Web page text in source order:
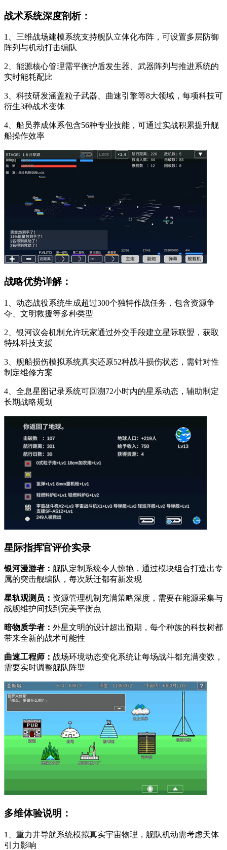
战术系统深度剖析：
1、三维战场建模系统支持舰队立体化布阵，可设置多层防御
阵列与机动打击编队
2、能源核心管理需平衡护盾发生器、武器阵列与推进系统的
实时能耗配比
3、科技研发涵盖粒子武器、曲速引擎等8大领域，每项科技可
衍生3种战术变体
4、船员养成体系包含56种专业技能，可通过实战积累提升舰
船操作效率
战略优势详解：
1、动态战役系统生成超过300个独特作战任务，包含资源争
夺、文明救援等多种类型
2、银河议会机制允许玩家通过外交手段建立星际联盟，获取
特殊科技支援
3、舰船损伤模拟系统真实还原52种战斗损伤状态，需针对性
制定维修方案
4、全息星图记录系统可回溯72小时内的星系动态，辅助制定
长期战略规划
星际指挥官评价实录
银河漫游者： 舰队定制系统令人惊艳，通过模块组合打造出专
属的突击舰编队，每次跃迁都有新发现
星轨观测员： 资源管理机制充满策略深度，需要在能源采集与
战舰维护间找到完美平衡点
暗物质学者： 外星文明的设计超出预期，每个种族的科技树都
带来全新的战术可能性
曲速工程师： 战场环境动态变化系统让每场战斗都充满变数，
需要实时调整舰队阵型
多维体验说明：
1、重力井导航系统模拟真实宇宙物理，舰队机动需考虑天体
引力影响